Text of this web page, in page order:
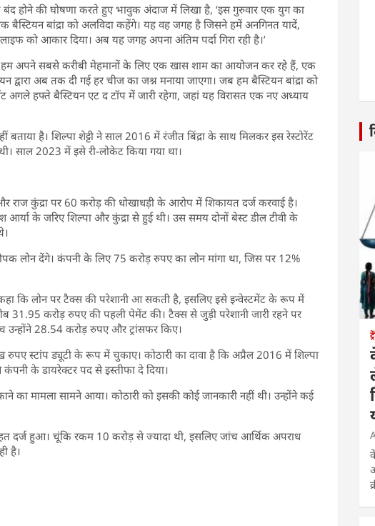
बंद होने की घोषणा करते हुए भावुक अंदाज में लिखा है, ‘इस गुरुवार एक युग का
बांद्रा को अलविदा कहेंगे। यह वह जगह है जिसने हमें अनगिनत यादें,
को आकार दिया। अब यह जगह अपना अंतिम पर्दा गिरा रही है।’
हम अपने सबसे करीबी मेहमानों के लिए एक खास शाम का आयोजन कर रहे हैं, एक
द्वारा अब तक दी गई हर चीज का जश्न मनाया जाएगा। जब हम बैस्टियन बांद्रा को
हफ्ते बैस्टियन एट द टॉप में जारी रहेगा, जहां यह विरासत एक नए अध्याय
बताया है। शिल्पा शेट्टी ने साल 2016 में रंजीत बिंद्रा के साथ मिलकर इस रेस्टोरेंट
साल 2023 में इसे री-लोकेट किया गया था।
कुंद्रा पर 60 करोड़ की धोखाधड़ी के आरोप में शिकायत दर्ज करवाई है।
के जरिए शिल्पा और कुंद्रा से हुई थी। उस समय दोनों बेस्ट डील टीवी के
लोन देंगे। कंपनी के लिए 75 करोड़ रुपए का लोन मांगा था, जिस पर 12%
कि लोन पर टैक्स की परेशानी आ सकती है, इसलिए इसे इन्वेस्टमेंट के रूप में
31.95 करोड़ रुपए की पहली पेमेंट की। टैक्स से जुड़ी परेशानी जारी रहने पर
28.54 करोड़ रुपए और ट्रांसफर किए।
स्टांप ड्यूटी के रूप में चुकाए। कोठारी का दावा है कि अप्रैल 2016 में शिल्पा
कंपनी के डायरेक्टर पद से इस्तीफा दे दिया।
मामला सामने आया। कोठारी को इसकी कोई जानकारी नहीं थी। उन्होंने कई
दर्ज हुआ। चूंकि रकम 10 करोड़ से ज्यादा थी, इसलिए जांच आर्थिक अपराध
है।